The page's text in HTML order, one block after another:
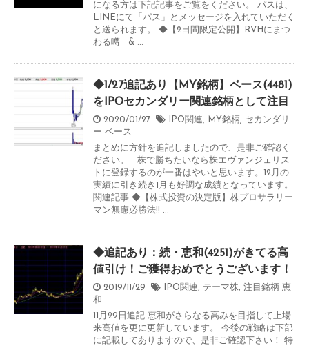
になる方は下記記事をご覧をください。 パスは、
LINEにて「パス」とメッセージを入れていただく
と送られます。 ◆【2日間限定公開】RVHにまつ
わる噂 & ...
◆1/27追記あり【MY銘柄】ベース(4481)
をIPOセカンダリー関連銘柄として注目
2020/01/27 IPO関連, MY銘柄, セカンダリ
ー ベース
まとめに方針を追記しましたので、是非ご確認く
ださい。 株で勝ちたいなら株エヴァンジェリス
トに登録するのが一番はやいと思います。12月の
実績に引き続き1月も好調な成績となっています。
関連記事 ◆【株式投資の決定版】株プロサラリー
マン無慮必勝法!! ...
◆追記あり：続・恵和(4251)がきてる高
値引け！ご獲得おめでとうございます！
2019/11/29 IPO関連, テーマ株, 注目銘柄 恵
和
11月29日追記 恵和がさらなる高みを目指して上場
来高値を更に更新しています。 今後の戦略は下部
に記載してありますので、是非ご確認下さい！ 特